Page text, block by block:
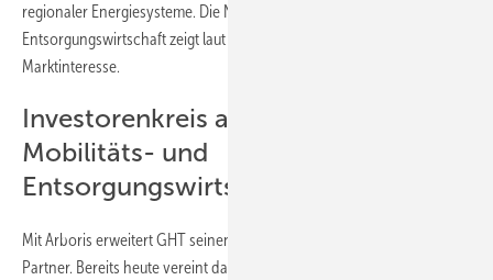
regionaler Energiesysteme. Die Nachfrage aus der
Entsorgungswirtschaft zeigt laut Unternehmen ein erhebliches
Marktinteresse.
Investorenkreis aus Energie-,
Mobilitäts- und
Entsorgungswirtschaft
Mit Arboris erweitert GHT seinen Investorenkreis um einen weiteren
Partner. Bereits heute vereint das Unternehmen Gründer und